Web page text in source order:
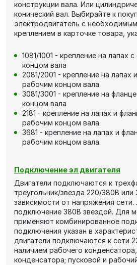
конструкции вала. Или
конический вал. Выбирайте к
электродвигатель с
креплением в карточке товара,
1081/1001 - крепление на лапах
концом вала
2081/2001 - крепление на лапах
рабочим концом вала
3081/3001 - крепление на
концом вала
2181 - крепление на лапах и
рабочим концом вала
3681 - крепление на лапах и
рабочим концом вала
Подключение эл двигателя
Двигатели подключаются к
треугольник/звезда 220/380В
зависимости от напряжения
подключение 380В звездой. Для
применяют комбинированное
подключения указан в
двигатели подключаются к сети
наличием рабочего
конденсатора; пусковой и